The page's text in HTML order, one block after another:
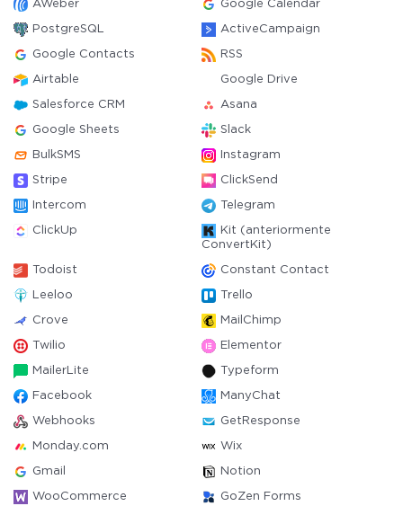
AWeber Google Calendar
PostgreSQL ActiveCampaign
Google Contacts RSS
Airtable Google Drive
Salesforce CRM Asana
Google Sheets Slack
BulkSMS Instagram
Stripe ClickSend
Intercom Telegram
ClickUp
Kit (anteriormente
ConvertKit)
Todoist Constant Contact
Leeloo Trello
Crove MailChimp
Twilio Elementor
MailerLite Typeform
Facebook ManyChat
Webhooks GetResponse
Monday.com Wix
Gmail Notion
WooCommerce GoZen Forms